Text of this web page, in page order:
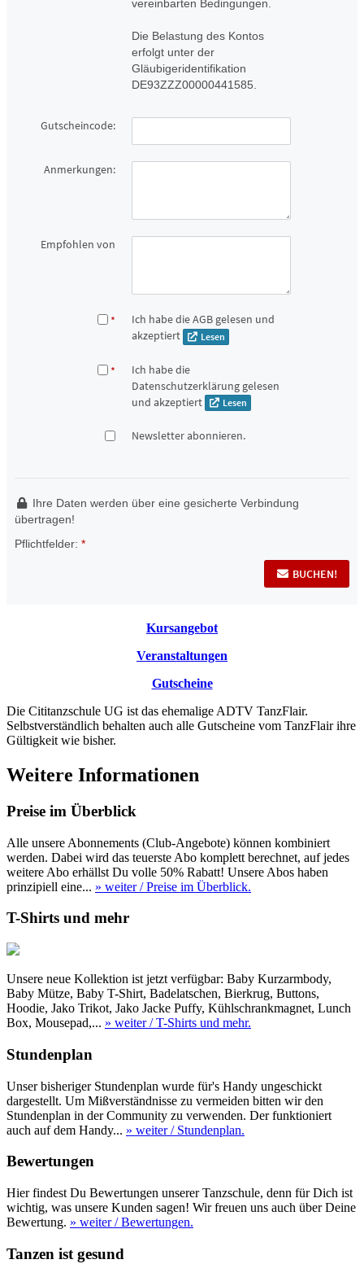
Kursangebot
Veranstaltungen
Gutscheine
Die Cititanzschule UG ist das ehemalige ADTV TanzFlair.
Selbstverständlich behalten auch alle Gutscheine vom TanzFlair ihre
Gültigkeit wie bisher.
Weitere Informationen
Preise im Überblick
Alle unsere Abonnements (Club-Angebote) können kombiniert
werden. Dabei wird das teuerste Abo komplett berechnet, auf jedes
weitere Abo erhällst Du volle 50% Rabatt! Unsere Abos haben
prinzipiell eine... » weiter/ Preise im Überblick.
T-Shirts und mehr
Unsere neue Kollektion ist jetzt verfügbar: Baby Kurzarmbody,
Baby Mütze, Baby T-Shirt, Badelatschen, Bierkrug, Buttons,
Hoodie, Jako Trikot, Jako Jacke Puffy, Kühlschrankmagnet, Lunch
Box, Mousepad,... » weiter/ T-Shirts und mehr.
Stundenplan
Unser bisheriger Stundenplan wurde für's Handy ungeschickt
dargestellt. Um Mißverständnisse zu vermeiden bitten wir den
Stundenplan in der Community zu verwenden. Der funktioniert
auch auf dem Handy... » weiter/ Stundenplan.
Bewertungen
Hier findest Du Bewertungen unserer Tanzschule, denn für Dich ist
wichtig, was unsere Kunden sagen! Wir freuen uns auch über Deine
Bewertung. » weiter/ Bewertungen.
Tanzen ist gesund